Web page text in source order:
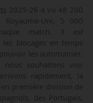
2025-26 a vu 48 200
Uni, 5 000
match. Il est
blocages en temps
les automatiser.
souhaitons voir
rapidement, la
première division de
des Portugais,